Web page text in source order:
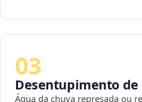
03
Desentupimento de
Água da chuva represada ou